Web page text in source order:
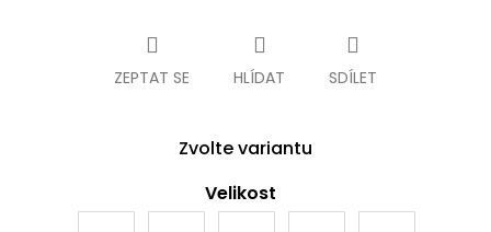
Zvolte variantu
Velikost
ZEPTAT SE HLÍDAT SDÍLET